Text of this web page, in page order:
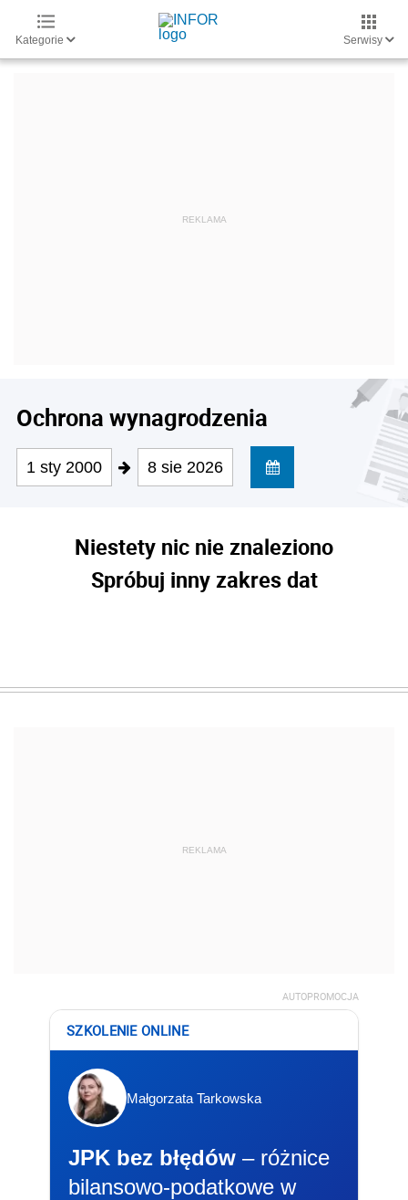
Kategorie Serwisy
Ochrona wynagrodzenia
1 sty 2000 8 sie 2026
Niestety nic nie znaleziono
Spróbuj inny zakres dat
REKLAMA
AUTOPROMOCJA
SZKOLENIE ONLINE
Małgorzata Tarkowska
JPK bez błędów – różnice
bilansowo-podatkowe w